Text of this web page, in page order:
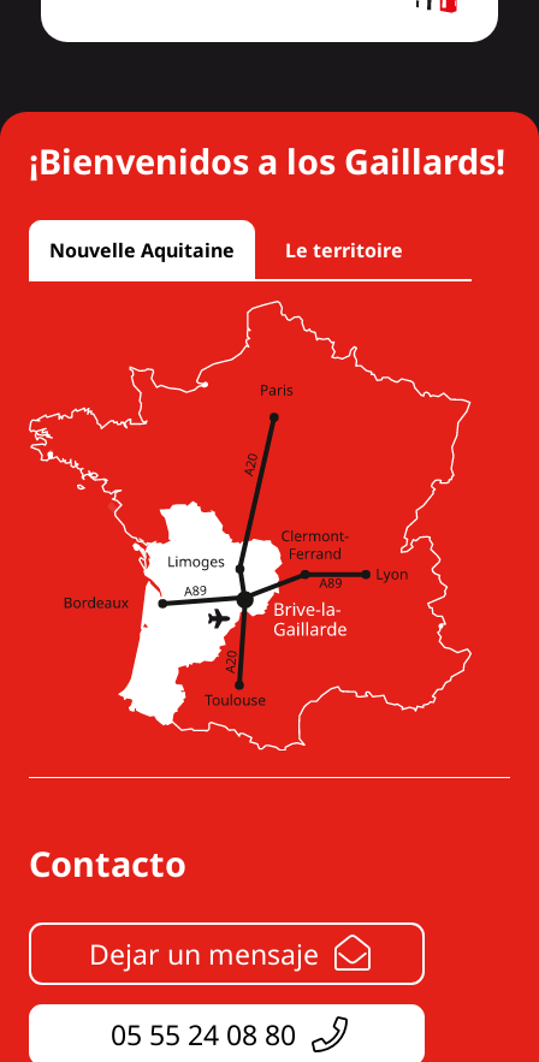
¡Bienvenidos a los Gaillards!
Nouvelle Aquitaine Le territoire
Contacto
Dejar un mensaje
05 55 24 08 80